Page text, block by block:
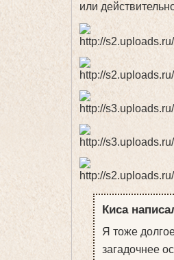
или
Киса
Я тоже
загадочнее